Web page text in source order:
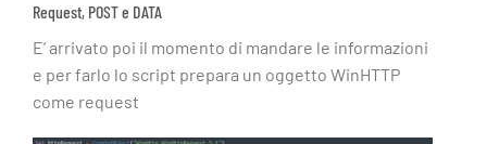
Request, POST e DATA
E’ arrivato poi il momento di mandare le informazioni
e per farlo lo script prepara un oggetto WinHTTP
come request